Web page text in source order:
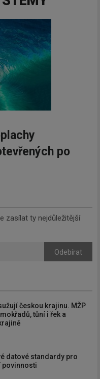
po
zasílat ty nejdůležitější
Odebírat
českou krajinu. MŽP
tůní i řek a
datové standardy pro
povinnosti